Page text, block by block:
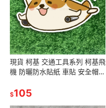
現貨 柯基 交通工具系列 柯基飛
機 防曬防水貼紙 車貼 安全帽
$105